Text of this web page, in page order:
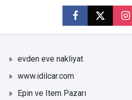
evden eve nakliyat
www.idilcar.com
Epin ve Item Pazarı